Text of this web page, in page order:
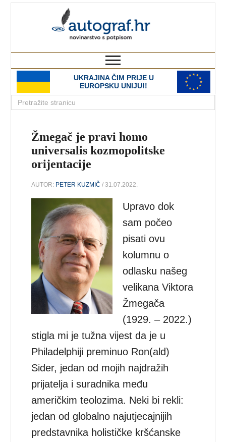
UKRAJINA ČIM PRIJE U
EUROPSKU UNIJU!!
Žmegač je pravi homo
universalis kozmopolitske
orijentacije
AUTOR: PETER KUZMIČ / 31.07.2022.
Upravo dok
sam počeo
pisati ovu
kolumnu o
odlasku našeg
velikana Viktora
Žmegača
(1929. – 2022.)
stigla mi je tužna vijest da je u
Philadelphiji preminuo Ron(ald)
Sider, jedan od mojih najdražih
prijatelja i suradnika među
američkim teolozima. Neki bi rekli:
jedan od globalno najutjecajnijih
predstavnika holističke kršćanske